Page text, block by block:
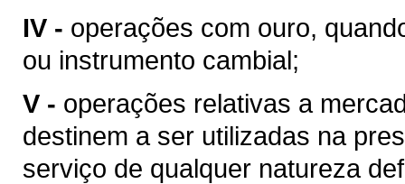
IV - operações com ouro,
ou instrumento cambial;
V - operações relativas a
destinem a ser utilizadas na
serviço de qualquer natureza